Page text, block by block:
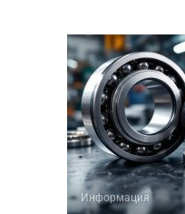
Информация